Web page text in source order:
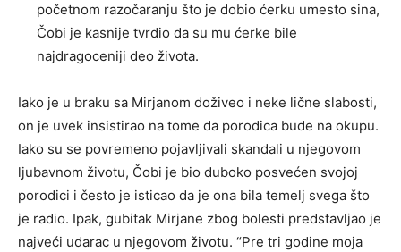
početnom razočaranju što je dobio ćerku umesto sina,
Čobi je kasnije tvrdio da su mu ćerke bile
najdragoceniji deo života.
Iako je u braku sa Mirjanom doživeo i neke lične slabosti,
on je uvek insistirao na tome da porodica bude na okupu.
Iako su se povremeno pojavljivali skandali u njegovom
ljubavnom životu, Čobi je bio duboko posvećen svojoj
porodici i često je isticao da je ona bila temelj svega što
je radio. Ipak, gubitak Mirjane zbog bolesti predstavljao je
najveći udarac u njegovom životu. “Pre tri godine moja